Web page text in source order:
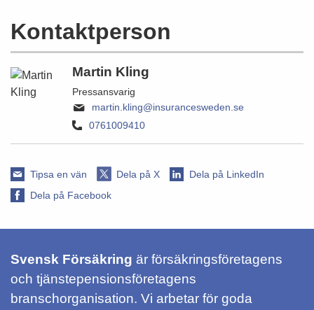
Kontaktperson
Martin Kling
Pressansvarig
martin.kling@insurancesweden.se
0761009410
Tipsa en vän Dela på X
Dela på LinkedIn
Dela på Facebook
Svensk Försäkring är försäkringsföretagens
och tjänstepensionsföretagens
branschorganisation. Vi arbetar för goda